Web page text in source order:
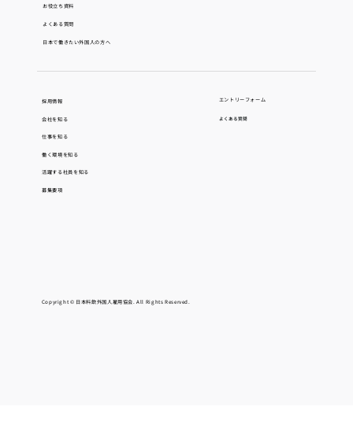
採用情報
会社を知る
仕事を知る
働く環境を知る
活躍する社員を知る
募集要項
エントリーフォーム
よくある質問
お役立ち資料
よくある質問
日本で働きたい外国人の方へ
Copyright © 日本料飲外国人雇用協会. All Rights Reserved.